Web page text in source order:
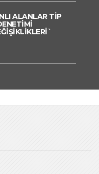
ALANLAR TİP